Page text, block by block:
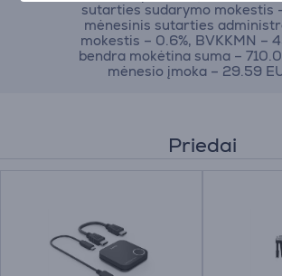
sutarties sudarymo mokestis
mėnesinis sutarties
mokestis – 0.6%, BVKKMN –
bendra mokėtina suma –
mėnesio įmoka – 29.59
Priedai